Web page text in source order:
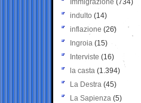
Immigrazione (734)
indulto (14)
inflazione (26)
Ingroia (15)
Interviste (16)
la casta (1.394)
La Destra (45)
La Sapienza (5)